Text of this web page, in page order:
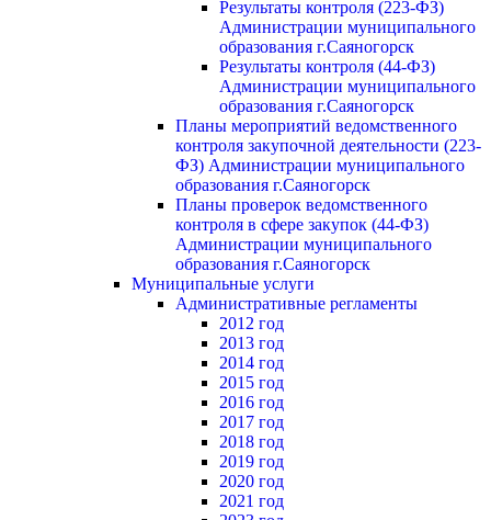
Результаты контроля (223-ФЗ)
Администрации муниципального
образования г.Саяногорск
Результаты контроля (44-ФЗ)
Администрации муниципального
образования г.Саяногорск
Планы мероприятий ведомственного
контроля закупочной деятельности (223-
ФЗ) Администрации муниципального
образования г.Саяногорск
Планы проверок ведомственного
контроля в сфере закупок (44-ФЗ)
Администрации муниципального
образования г.Саяногорск
Муниципальные услуги
Административные регламенты
2012 год
2013 год
2014 год
2015 год
2016 год
2017 год
2018 год
2019 год
2020 год
2021 год